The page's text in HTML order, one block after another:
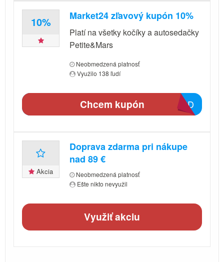
10% Market24 zľavový kupón 10%
Platí na všetky kočíky a autosedačky
Petite&Mars
Neobmedzená platnosť
Využilo 138 ľudí
ED3D
Chcem kupón
Akcia
Doprava zdarma pri nákupe
nad 89 €
Neobmedzená platnosť
Ešte nikto nevyužil
Využiť akciu